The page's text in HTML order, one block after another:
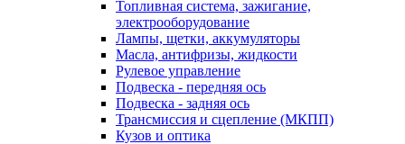
Топливная система, зажигание,
электрооборудование
Лампы, щетки, аккумуляторы
Масла, антифризы, жидкости
Рулевое управление
Подвеска - передняя ось
Подвеска - задняя ось
Трансмиссия и сцепление (МКПП)
Кузов и оптика